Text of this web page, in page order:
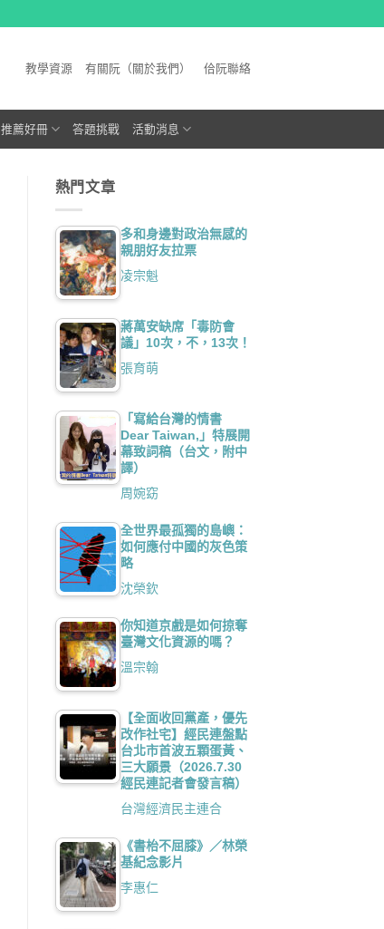
教學資源 有關阮（關於我們） 佮阮聯絡
推薦好冊 答題挑戰 活動消息
熱門文章
多和身邊對政治無感的
親朋好友拉票
凌宗魁
蔣萬安缺席「毒防會
議」10次，不，13次！
張育萌
「寫給台灣的情書
Dear Taiwan,」特展開
幕致詞稿（台文，附中
譯）
周婉窈
全世界最孤獨的島嶼：
如何應付中國的灰色策
略
沈榮欽
你知道京戲是如何掠奪
臺灣文化資源的嗎？
溫宗翰
【全面收回黨產，優先
改作社宅】經民連盤點
台北市首波五顆蛋黃、
三大願景（2026.7.30
經民連記者會發言稿）
台灣經濟民主連合
《書枱不屈膝》／林榮
基紀念影片
李惠仁